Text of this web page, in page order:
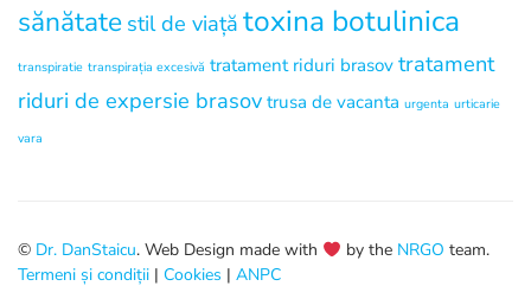
sănătate stil de viață toxina botulinica
transpiratie transpirația excesivă tratament riduri brasov tratament
riduri de expersie brasov trusa de vacanta urgenta urticarie
vara
© Dr. DanStaicu. Web Design made with by the NRGO team.
Termeni și condiții | Cookies | ANPC